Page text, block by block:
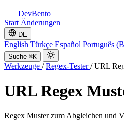
DevBento
Start Änderungen
DE
English Türkçe Español Português
Suche ⌘K
Werkzeuge / Regex-Tester/ URL
URL Regex
Regex Muster zum Abgleichen und